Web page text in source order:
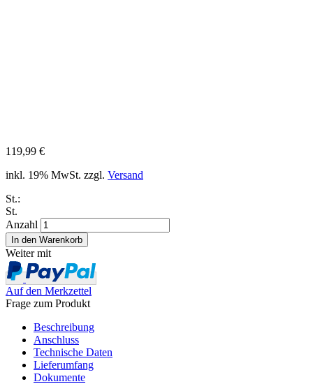
119,99 €
inkl. 19% MwSt. zzgl. Versand
St.:
St.
Anzahl
Weiter mit
Auf den Merkzettel
Frage zum Produkt
Beschreibung
Anschluss
Technische Daten
Lieferumfang
Dokumente